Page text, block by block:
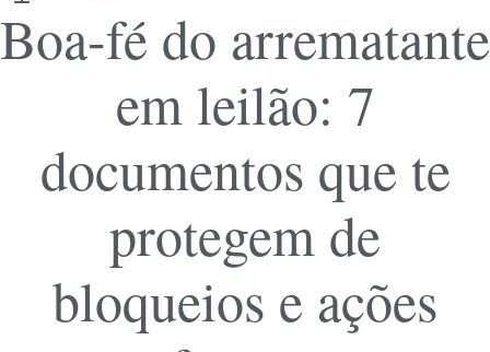
Boa-fé do arrematante
em leilão: 7
documentos que te
protegem de
bloqueios e ações